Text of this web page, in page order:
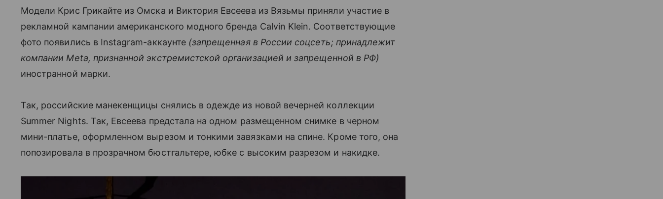
Модели Крис Грикайте из Омска и Виктория Евсеева из Вязьмы приняли участие в
рекламной кампании американского модного бренда Calvin Klein. Соответствующие
фото появились в Instagram-аккаунте (запрещенная в России соцсеть; принадлежит
компании Meta, признанной экстремистской организацией и запрещенной в РФ)
иностранной марки.
Так, российские манекенщицы снялись в одежде из новой вечерней коллекции
Summer Nights. Так, Евсеева предстала на одном размещенном снимке в черном
мини-платье, оформленном вырезом и тонкими завязками на спине. Кроме того, она
попозировала в прозрачном бюстгальтере, юбке с высоким разрезом и накидке.